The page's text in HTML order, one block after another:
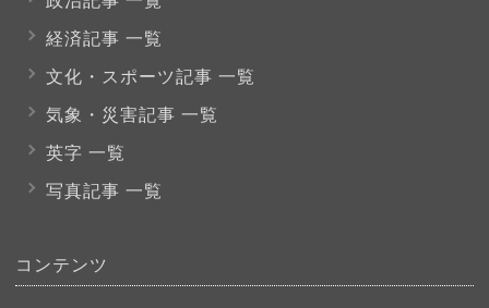
経済記事 一覧
文化・スポーツ記事 一覧
気象・災害記事 一覧
英字 一覧
写真記事 一覧
コンテンツ